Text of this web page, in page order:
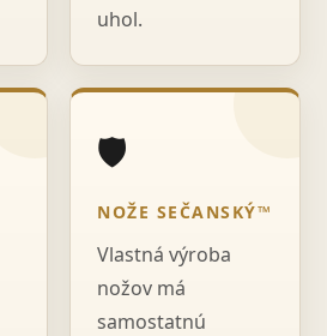
uhol.
🛡️
NOŽE SEČANSKÝ™
Vlastná výroba
nožov má
samostatnú